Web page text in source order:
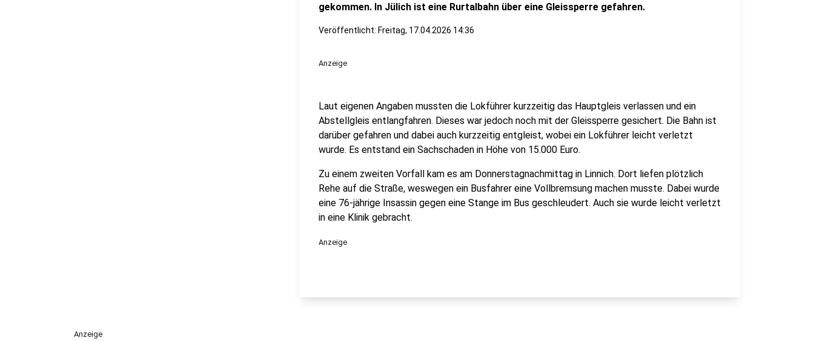
gekommen. In Jülich ist eine Rurtalbahn über eine Gleissperre gefahren.
Veröffentlicht: Freitag, 17.04.2026 14:36
Anzeige
Laut eigenen Angaben mussten die Lokführer kurzzeitig das Hauptgleis verlassen und ein
Abstellgleis entlangfahren. Dieses war jedoch noch mit der Gleissperre gesichert. Die Bahn ist
darüber gefahren und dabei auch kurzzeitig entgleist, wobei ein Lokführer leicht verletzt
wurde. Es entstand ein Sachschaden in Höhe von 15.000 Euro.
Zu einem zweiten Vorfall kam es am Donnerstagnachmittag in Linnich. Dort liefen plötzlich
Rehe auf die Straße, weswegen ein Busfahrer eine Vollbremsung machen musste. Dabei wurde
eine 76-jährige Insassin gegen eine Stange im Bus geschleudert. Auch sie wurde leicht verletzt
in eine Klinik gebracht.
Anzeige
Anzeige